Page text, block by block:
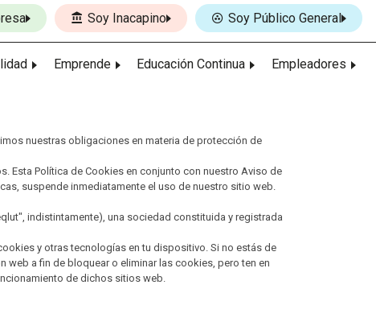
Soy Inacapino Soy Público General
Emprende Educación Continua Empleadores
nuestras obligaciones en materia de protección de
Esta Política de Cookies en conjunto con nuestro Aviso de
suspende inmediatamente el uso de nuestro sitio web.
indistintamente), una sociedad constituida y registrada
y otras tecnologías en tu dispositivo. Si no estás de
a fin de bloquear o eliminar las cookies, pero ten en
de dichos sitios web.